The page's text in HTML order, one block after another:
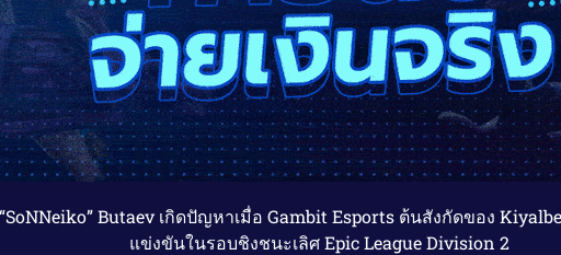
Butaev เกิดปัญหาเมื่อ Gambit Esports ต้นสังกัดของ
แข่งขันในรอบชิงชนะเลิศ Epic League Division 2